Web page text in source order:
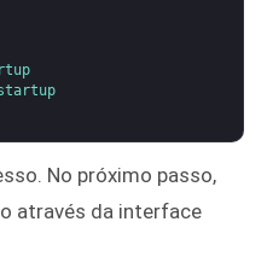
No próximo passo,
através da interface